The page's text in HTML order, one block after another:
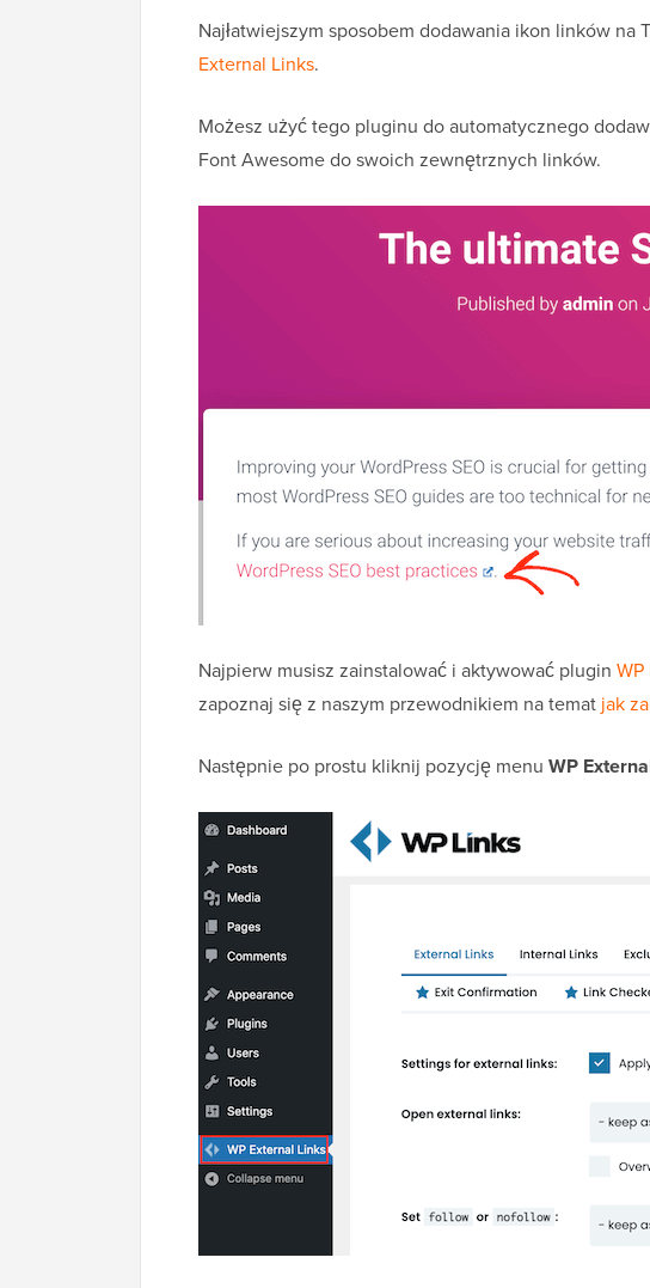
Najłatwiejszym sposobem dodawania ikon linków
External Links.
Możesz użyć tego pluginu do automatycznego
Font Awesome do swoich zewnętrznych linków.
Najpierw musisz zainstalować i aktywować plugin
zapoznaj się z naszym przewodnikiem na temat jak
Następnie po prostu kliknij pozycję menu WP